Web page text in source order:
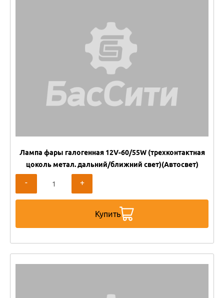
Лампа фары галогенная 12V-60/55W (трехконтактная
цоколь метал. дальний/ближний свет)(Автосвет)
- +
Купить